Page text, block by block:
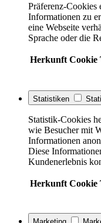
Präferenz-Cookies
Informationen zu
eine Webseite
Sprache oder die
Herkunft Cookie
Statistiken
Statistik-Cookies
wie Besucher mit
Informationen
Diese
Kundenerlebnis
Herkunft Cookie